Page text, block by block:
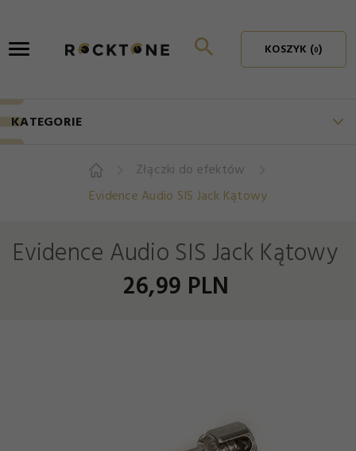
KOSZYK (0)
KATEGORIE
Złączki do efektów
Evidence Audio SIS Jack Kątowy
Evidence Audio SIS Jack Kątowy
26,99 PLN